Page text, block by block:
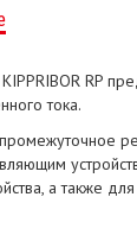
RP
тока.
а также